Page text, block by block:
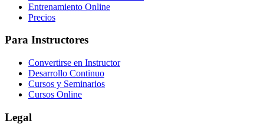
Entrenamiento Online
Precios
Para Instructores
Convertirse en Instructor
Desarrollo Continuo
Cursos y Seminarios
Cursos Online
Legal